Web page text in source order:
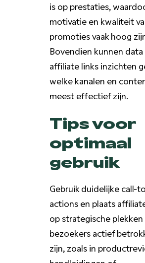
is op prestaties,
motivatie en kwaliteit
promoties vaak hoog
Bovendien kunnen data
affiliate links inzichten
welke kanalen en
meest effectief zijn.
Tips voor
optimaal
gebruik
Gebruik duidelijke call-
actions en plaats
op strategische plekken
bezoekers actief
zijn, zoals in